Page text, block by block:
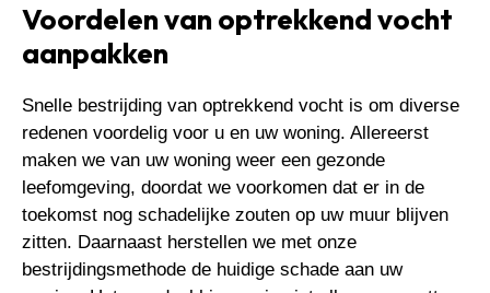
Voordelen van optrekkend vocht
aanpakken
Snelle bestrijding van optrekkend vocht is om diverse
redenen voordelig voor u en uw woning. Allereerst
maken we van uw woning weer een gezonde
leefomgeving, doordat we voorkomen dat er in de
toekomst nog schadelijke zouten op uw muur blijven
zitten. Daarnaast herstellen we met onze
bestrijdingsmethode de huidige schade aan uw